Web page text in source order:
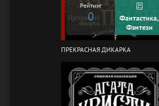
Рейтинг
0
Фантастика,
Фэнтези
ПРЕКРАСНАЯ ДИКАРКА